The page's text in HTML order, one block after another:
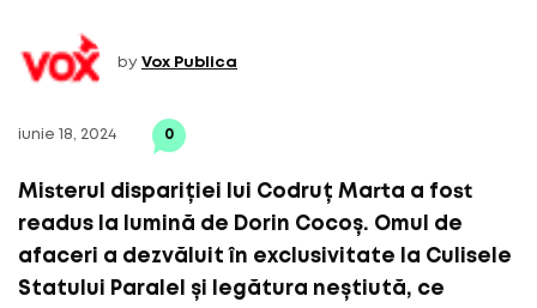
by Vox Publica
iunie 18, 2024 0
Misterul dispariției lui Codruț Marta a fost
readus la lumină de Dorin Cocoș. Omul de
afaceri a dezvăluit în exclusivitate la Culisele
Statului Paralel și legătura neștiută, ce